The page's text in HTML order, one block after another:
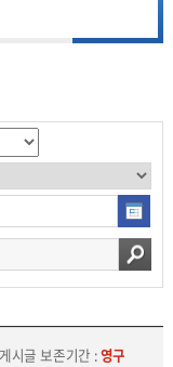
시글 보존기간 :영구